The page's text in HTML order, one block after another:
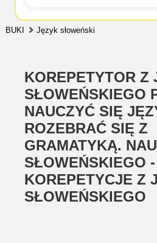
BUKI Język słoweński
KOREPETYTOR Z
SŁOWEŃSKIEGO
NAUCZYĆ SIĘ
ROZEBRAĆ SIĘ Z
GRAMATYKĄ.
SŁOWEŃSKIEGO -
KOREPETYCJE Z
SŁOWEŃSKIEGO